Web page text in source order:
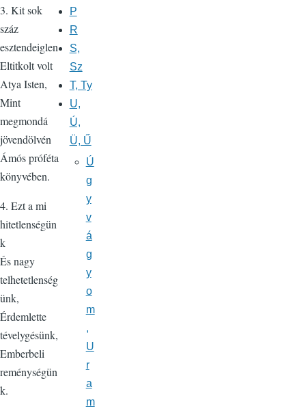
3. Kit sok
száz
esztendeiglen
Eltitkolt volt
Atya Isten,
Mint
megmondá
jövendölvén
Ámós próféta
könyvében.
4. Ezt a mi
hitetlenségün
k
És nagy
telhetetlenség
ünk,
Érdemlette
tévelygésünk,
Emberbeli
reménységün
k.
P
R
S,
Sz
T, Ty
U,
Ú,
Ü, Ű
Ú
g
y
v
á
g
y
o
m
,
U
r
a
m